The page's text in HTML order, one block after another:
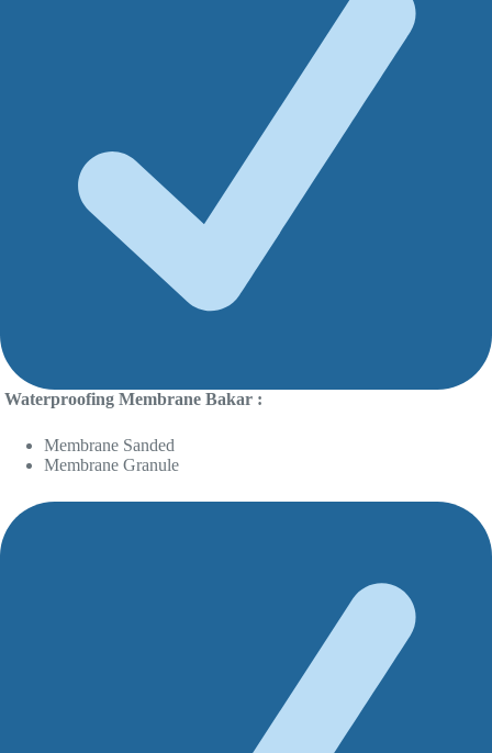
Waterproofing Membrane Bakar :
Membrane Sanded
Membrane Granule